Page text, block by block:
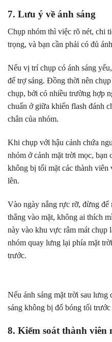
7. Lưu ý về ánh sáng
Chụp nhóm thì việc rõ nét, chi
trọng, và bạn cần phải có đủ
Nếu vị trí chụp có ánh sáng
để trợ sáng. Đồng thời nên
chụp, bởi có nhiều trường hợp
chuẩn ở giữa khiến flash đánh
chân của nhóm.
Khi chụp với hậu cảnh chứa
nhóm ở cảnh mặt trời mọc, bạn
không bị tối mặt các thành
lên.
Vào ngày nắng rực rỡ, đừng
thẳng vào mặt, không ai thích
này vào khu vực râm mát chụp
nhóm quay lưng lại phía mặt
trước.
Nếu ánh sáng mặt trời sau lưng
sáng không bị đổ bóng tối trước
8. Kiểm soát thành viên